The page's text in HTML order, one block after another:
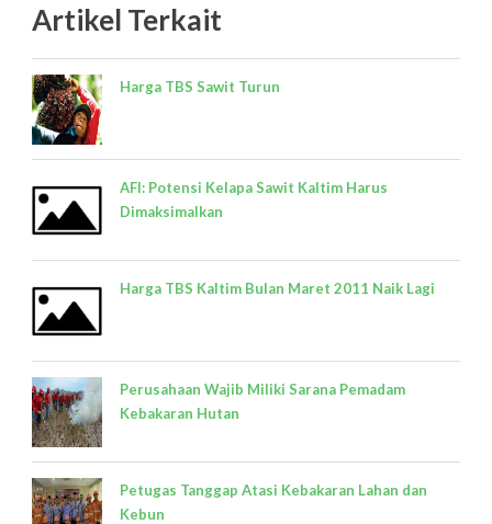
Artikel Terkait
Harga TBS Sawit Turun
AFI: Potensi Kelapa Sawit Kaltim Harus
Dimaksimalkan
Harga TBS Kaltim Bulan Maret 2011 Naik Lagi
Perusahaan Wajib Miliki Sarana Pemadam
Kebakaran Hutan
Petugas Tanggap Atasi Kebakaran Lahan dan
Kebun